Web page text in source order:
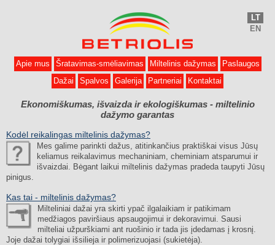
LT
EN
Apie mus Šratavimas-smėliavimas Miltelinis dažymas
Paslaugos
Dažai
Spalvos Galerija Partneriai Kontaktai
Ekonomiškumas, išvaizda ir ekologiškumas - miltelinio
dažymo garantas
Kodėl reikalingas miltelinis dažymas?
Mes galime parinkti dažus, atitinkančius praktiškai visus Jūsų
keliamus reikalavimus mechaniniam, cheminiam atsparumui ir
išvaizdai. Bėgant laikui miltelinis dažymas pradeda taupyti Jūsų
pinigus.
Kas tai - miltelinis dažymas?
Milteliniai dažai yra skirti ypač ilgalaikiam ir patikimam
medžiagos paviršiaus apsaugojimui ir dekoravimui. Sausi
milteliai užpurškiami ant ruošinio ir tada jis įdedamas į krosnį.
Joje dažai tolygiai išsilieja ir polimerizuojasi (sukietėja).